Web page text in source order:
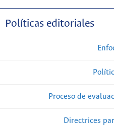
Políticas editoriales
Proceso de
Directrices